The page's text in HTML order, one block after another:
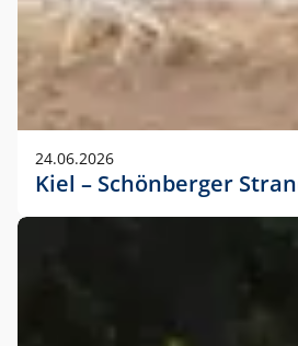
24.06.2026
Kiel – Schönberger